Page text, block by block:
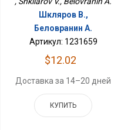
Шкляров В.,
Беловранин А.
Артикул: 1231659
$12.02
Доставка за 14–20 дней
КУПИТЬ